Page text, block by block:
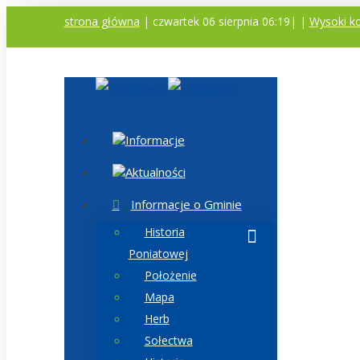
strona główna | czwartek 06 sierpnia 06:19| | Wysoki
Informacje
Aktualności
Informacje o Gminie
Historia
Poniatowej
Położenie
Mapa
Herb
Sołectwa